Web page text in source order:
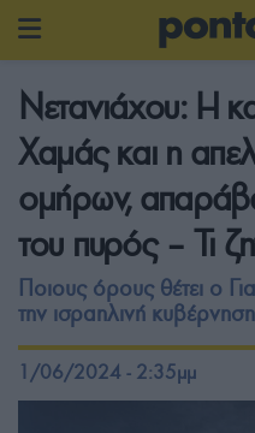
Νετανιάχου: Η
Χαμάς και η
ομήρων,
του πυρός – Τι
Ποιους όρους θέτει ο
την ισραηλινή κυβέρνηση
1/06/2024 - 2:35μμ